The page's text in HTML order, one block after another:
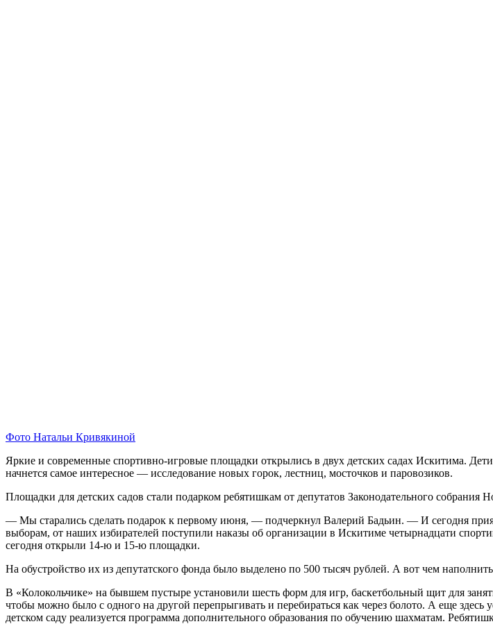
Фото Натальи Кривякиной
Яркие и современные спортивно-игровые площадки открылись в двух детских садах Искитима.
начнется самое интересное — исследование новых горок, лестниц, мосточков и паровозиков.
Площадки для детских садов стали подарком ребятишкам от депутатов Законодательного
— Мы старались сделать подарок к первому июня, — подчеркнул Валерий Бадьин. — И сегодня
выборам, от наших избирателей поступили наказы об организации в Искитиме четырнадцати
сегодня открыли 14-ю и 15-ю площадки.
На обустройство их из депутатского фонда было выделено по 500 тысяч рублей. А вот чем
В «Колокольчике» на бывшем пустыре установили шесть форм для игр, баскетбольный щит для
чтобы можно было с одного на другой перепрыгивать и перебираться как через болото. А еще
детском саду реализуется программа дополнительного образования по обучению шахматам.